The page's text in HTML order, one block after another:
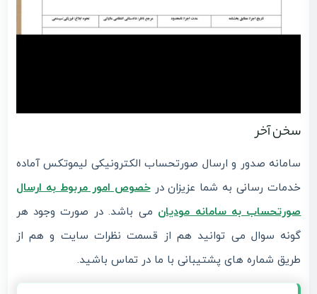
سخن آخر
سامانه صدور و ارسال صورتحساب الکترونیکی لیموتکس آماده
خدمات رسانی به شما عزیزان درخصوص امور مربوط به ارسال
صورتحساب به سامانه مودیان می باشد. در صورت وجود هر
گونه سوال می توانید هم از قسمت نظرات سایت و هم از
طریق شماره های پشتیبانی با ما در تماس باشید.